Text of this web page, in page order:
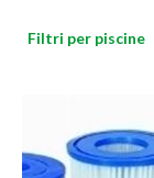
Filtri per piscine